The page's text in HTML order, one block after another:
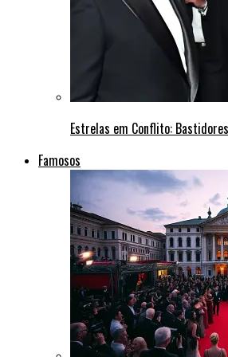
Estrelas em Conflito:
Famosos